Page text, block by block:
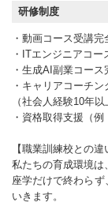
研修制度
・動画コース受講完
・ITエンジニアコー
・生成AI副業コース
・キャリアコーチ
（社会人経験10年
・資格取得支援（
【職業訓練校との違
私たちの育成環境は
座学だけで終わら
いきます。